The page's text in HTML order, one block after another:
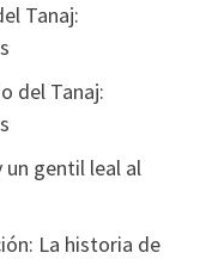
Tanaj:
del Tanaj:
un gentil leal al
La historia de